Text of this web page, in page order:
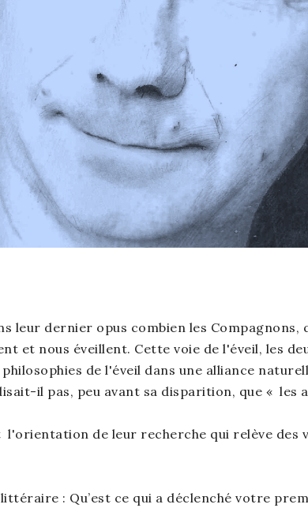
leur dernier opus combien les Compagnons,
et nous éveillent. Cette voie de l'éveil, les
de l'éveil dans une alliance
il pas, peu avant sa disparition, que « les
de leur recherche qui relève des
: Qu’est ce qui a déclenché votre